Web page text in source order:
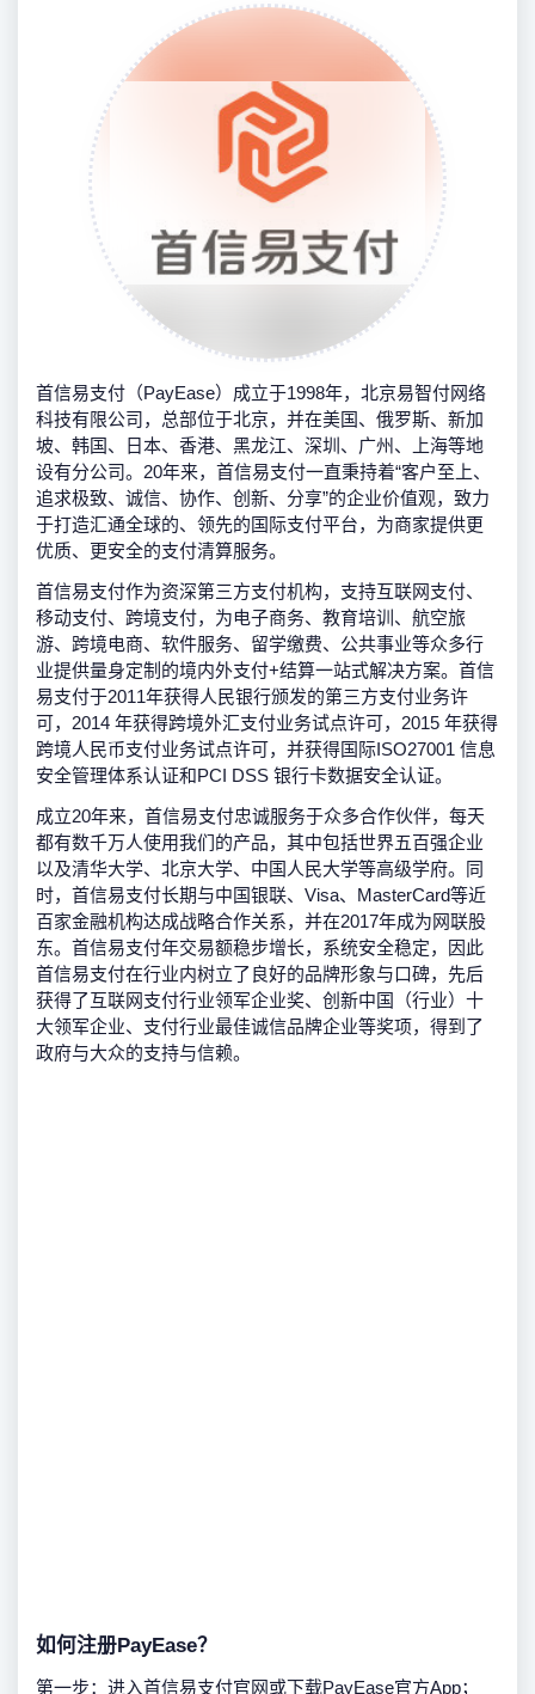
首信易支付（PayEase）成立于1998年，北京易智付网络
科技有限公司，总部位于北京，并在美国、俄罗斯、新加
坡、韩国、日本、香港、黑龙江、深圳、广州、上海等地
设有分公司。20年来，首信易支付一直秉持着“客户至上、
追求极致、诚信、协作、创新、分享”的企业价值观，致力
于打造汇通全球的、领先的国际支付平台，为商家提供更
优质、更安全的支付清算服务。
首信易支付作为资深第三方支付机构，支持互联网支付、
移动支付、跨境支付，为电子商务、教育培训、航空旅
游、跨境电商、软件服务、留学缴费、公共事业等众多行
业提供量身定制的境内外支付+结算一站式解决方案。首信
易支付于2011年获得人民银行颁发的第三方支付业务许
可，2014 年获得跨境外汇支付业务试点许可，2015 年获得
跨境人民币支付业务试点许可，并获得国际ISO27001 信息
安全管理体系认证和PCI DSS 银行卡数据安全认证。
成立20年来，首信易支付忠诚服务于众多合作伙伴，每天
都有数千万人使用我们的产品，其中包括世界五百强企业
以及清华大学、北京大学、中国人民大学等高级学府。同
时，首信易支付长期与中国银联、Visa、MasterCard等近
百家金融机构达成战略合作关系，并在2017年成为网联股
东。首信易支付年交易额稳步增长，系统安全稳定，因此
首信易支付在行业内树立了良好的品牌形象与口碑，先后
获得了互联网支付行业领军企业奖、创新中国（行业）十
大领军企业、支付行业最佳诚信品牌企业等奖项，得到了
政府与大众的支持与信赖。
如何注册PayEase？
第一步：进入首信易支付官网或下载PayEase官方App；